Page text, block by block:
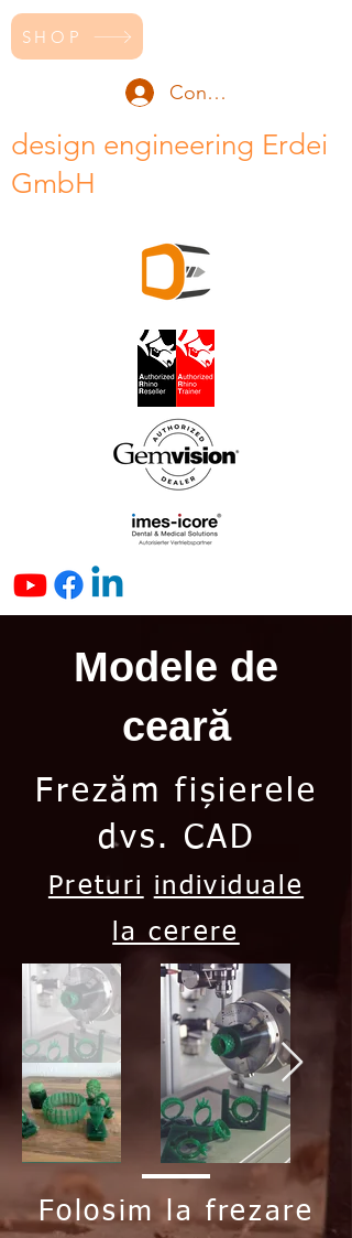
SHOP
Conectează-te
design engineering Erdei
GmbH
Modele de
ceară
Frezăm fișierele
dvs. CAD
Preturi individuale
la cerere
Folosim la frezare